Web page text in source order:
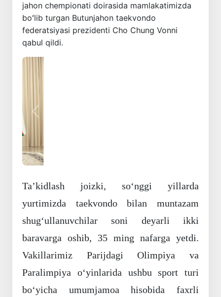
jahon chempionati doirasida mamlakatimizda
boʻlib turgan Butunjahon taekvondo
federatsiyasi prezidenti Cho Chung Vonni
qabul qildi.
Oldingi
Taʼkidlash joizki, soʻnggi yillarda
yurtimizda taekvondo bilan muntazam
shugʻullanuvchilar soni deyarli ikki
baravarga oshib, 35 ming nafarga yetdi.
Vakillarimiz Parijdagi Olimpiya va
Paralimpiya oʻyinlarida ushbu sport turi
boʻyicha umumjamoa hisobida faxrli